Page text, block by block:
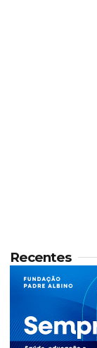
Recentes